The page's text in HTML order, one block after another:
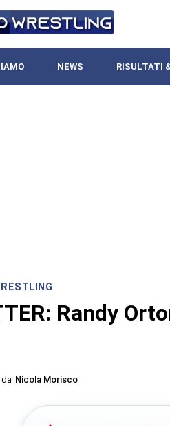
NEWS RISULTATI
Randy
da Nicola Morisco